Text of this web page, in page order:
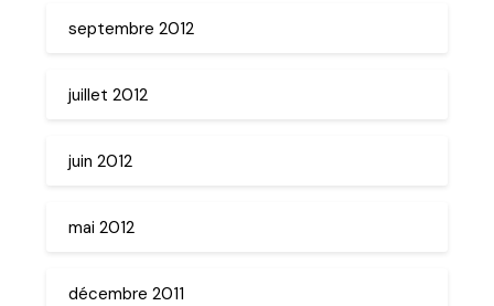
septembre 2012
juillet 2012
juin 2012
mai 2012
décembre 2011